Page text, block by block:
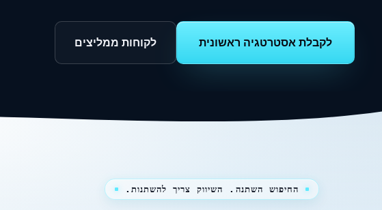
לקבלת אסטרטגיה ראשונית לקוחות ממליצים
החיפוש השתנה. השיווק צריך להשתנות.